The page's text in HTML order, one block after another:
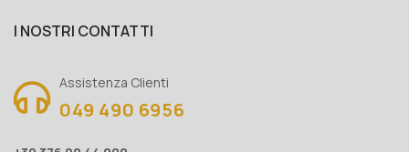
I NOSTRI CONTATTI
Assistenza Clienti
049 490 6956